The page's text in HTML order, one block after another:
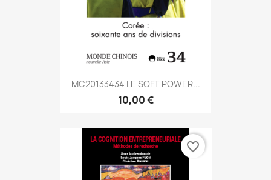
MC20133434 LE SOFT POWER...
10,00 €
favorite_border